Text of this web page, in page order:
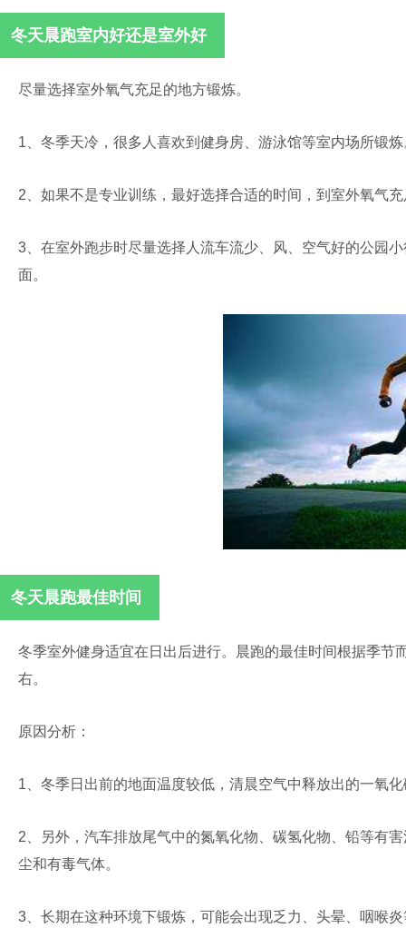
冬天晨跑室内好还是室外好
尽量选择室外氧气充足的地方锻炼。
1、冬季天冷，很多人喜欢到健身房、游泳馆等室内场所锻
2、如果不是专业训练，最好选择合适的时间，到室外氧气
3、在室外跑步时尽量选择人流车流少、风、空气好的公园
面。
冬天晨跑最佳时间
冬季室外健身适宜在日出后进行。晨跑的最佳时间根据季
右。
原因分析：
1、冬季日出前的地面温度较低，清晨空气中释放出的一氧
2、另外，汽车排放尾气中的氮氧化物、碳氢化物、铅等有
尘和有毒气体。
3、长期在这种环境下锻炼，可能会出现乏力、头晕、咽喉